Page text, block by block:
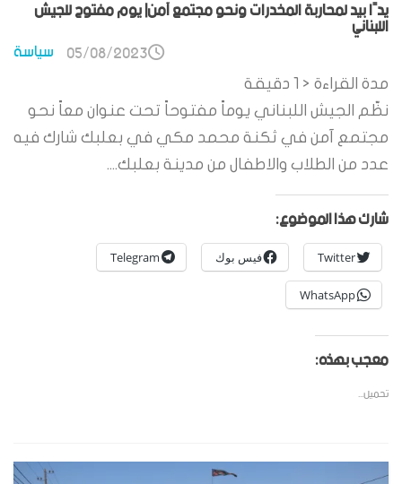
يدًا بيد لمحاربة المخدرات ونحو مجتمع آمن| يوم مفتوح للجيش
اللبناني
سياسة 05/08/2023
مدة القراءة < 1
دقيقة
نظّم الجيش اللبناني يوماً مفتوحاً تحت عنوان معاً نحو
مجتمع آمن في ثكنة محمد مكي في بعلبك شارك فيه
عدد من الطلاب والاطفال من مدينة بعلبك....
شارك هذا الموضوع:
Twitter فيس بوك Telegram
WhatsApp
معجب بهذه:
تحميل...